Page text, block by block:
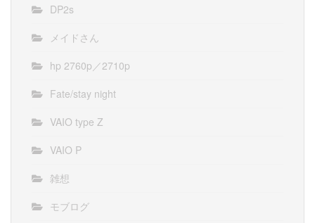
DP2s
メイドさん
hp 2760p／2710p
Fate/stay night
VAIO type Z
VAIO P
雑想
モブログ